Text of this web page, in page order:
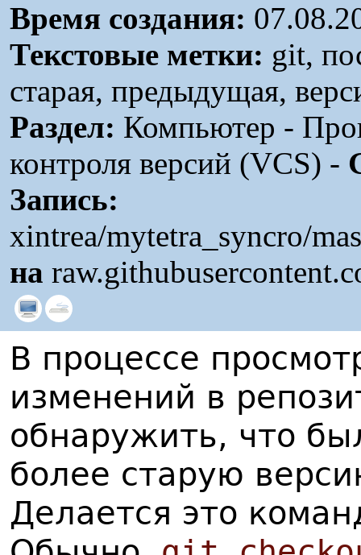
Время создания:
Текстовые метки: git,
старая, предыдущая,
Раздел: Компьютер -
контроля версий (VCS) -
Запись:
xintrea/mytetra_syncro/
на
В процессе
изменений в
обнаружить, что
более старую
Делается это